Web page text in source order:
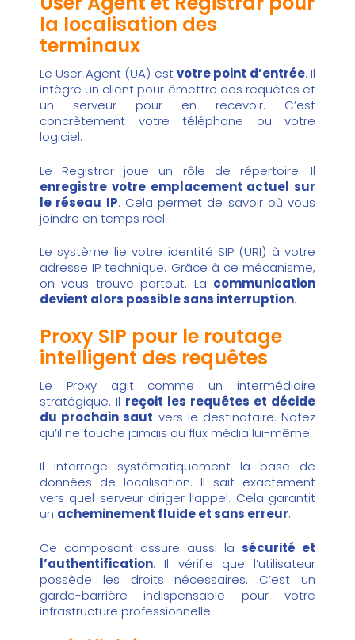
la localisation des
terminaux
Le User Agent (UA) estvotre point d’entrée. Il
intègre un client pour émettre des requêtes et
un serveur pour en recevoir. C’est
concrètement votre téléphone ou votre
logiciel.
Le Registrar joue un rôle de répertoire. Il
enregistre votre emplacement actuel sur
le réseau IP. Cela permet de savoir où vous
joindre en temps réel.
Le système lie votre identité SIP (URI) à votre
adresse IP technique. Grâce à ce mécanisme,
on vous trouve partout. La communication
devient alors possible sans interruption.
Proxy SIP pour le routage
intelligent des requêtes
Le Proxy agit comme un intermédiaire
stratégique. Il reçoit les requêtes et décide
du prochain saut vers le destinataire. Notez
qu’il ne touche jamais au flux média lui-même.
Il interroge systématiquement la base de
données de localisation. Il sait exactement
vers quel serveur diriger l’appel. Cela garantit
un acheminement fluide et sans erreur.
Ce composant assure aussi la sécurité et
l’authentification. Il vérifie que l’utilisateur
possède les droits nécessaires. C’est un
garde-barrière indispensable pour votre
infrastructure professionnelle.